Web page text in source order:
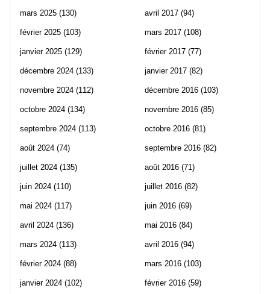
mars 2025 (130)
février 2025 (103)
janvier 2025 (129)
décembre 2024 (133)
novembre 2024 (112)
octobre 2024 (134)
septembre 2024 (113)
août 2024 (74)
juillet 2024 (135)
juin 2024 (110)
mai 2024 (117)
avril 2024 (136)
mars 2024 (113)
février 2024 (88)
janvier 2024 (102)
avril 2017 (94)
mars 2017 (108)
février 2017 (77)
janvier 2017 (82)
décembre 2016 (103)
novembre 2016 (85)
octobre 2016 (81)
septembre 2016 (82)
août 2016 (71)
juillet 2016 (82)
juin 2016 (69)
mai 2016 (84)
avril 2016 (94)
mars 2016 (103)
février 2016 (59)